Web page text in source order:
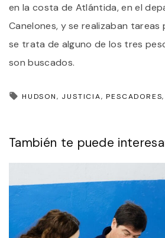
en la costa de Atlántida, en el
Canelones, y se realizaban tareas
se trata de alguno de los tres
son buscados.
HUDSON JUSTICIA PESCADORES
También te puede